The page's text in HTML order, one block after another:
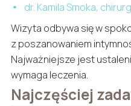
dr. Kamila Smoka,
Wizyta odbywa się w
z poszanowaniem
Najważniejsze jest
wymaga leczenia.
Najczęściej